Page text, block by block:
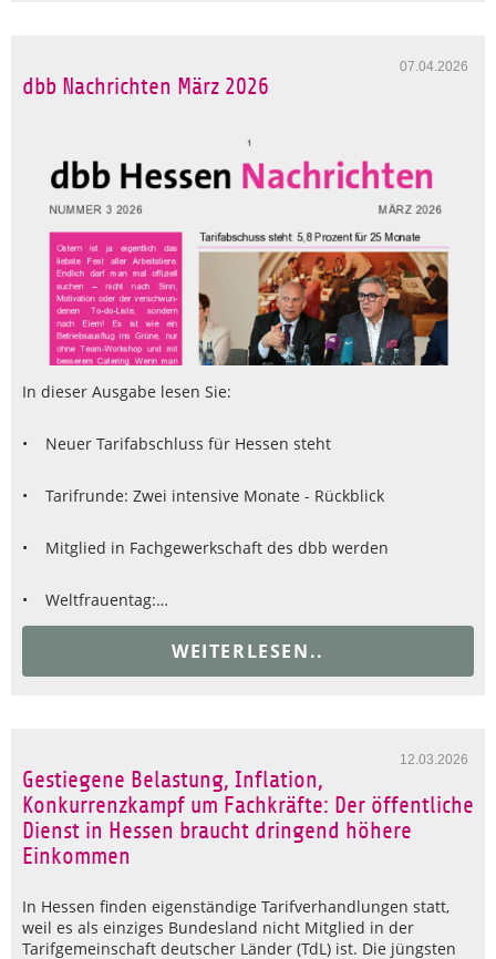
07.04.2026
dbb Nachrichten März 2026
In dieser Ausgabe lesen Sie:
• Neuer Tarifabschluss für Hessen steht
• Tarifrunde: Zwei intensive Monate - Rückblick
• Mitglied in Fachgewerkschaft des dbb werden
• Weltfrauentag:…
WEITERLESEN..
12.03.2026
Gestiegene Belastung, Inflation,
Konkurrenzkampf um Fachkräfte: Der öffentliche
Dienst in Hessen braucht dringend höhere
Einkommen
In Hessen finden eigenständige Tarifverhandlungen statt,
weil es als einziges Bundesland nicht Mitglied in der
Tarifgemeinschaft deutscher Länder (TdL) ist. Die jüngsten